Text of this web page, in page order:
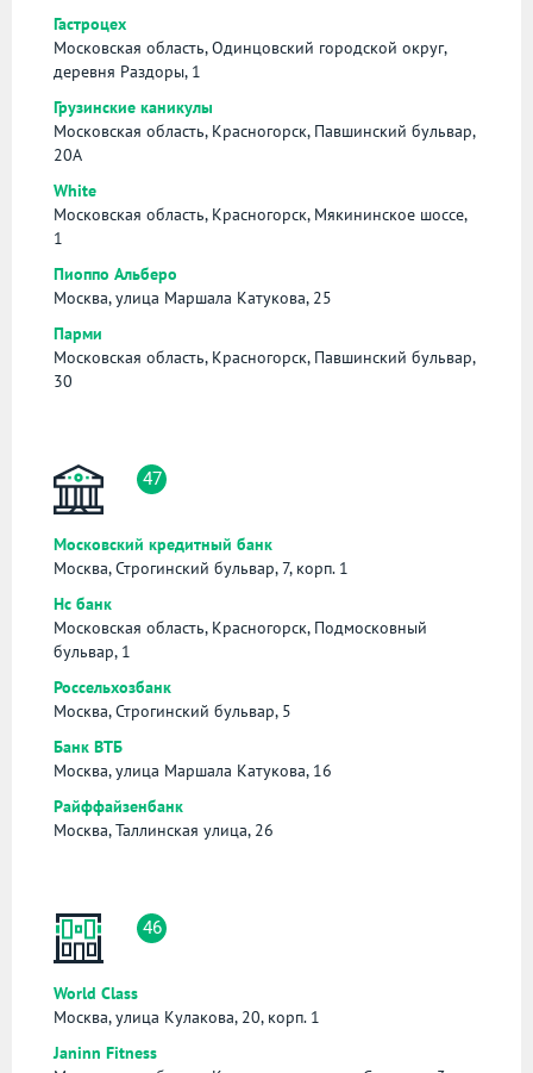
Гастроцех
Московская область, Одинцовский городской округ,
деревня Раздоры, 1
Грузинские каникулы
Московская область, Красногорск, Павшинский бульвар,
20А
White
Московская область, Красногорск, Мякининское шоссе,
1
Пиоппо Альберо
Москва, улица Маршала Катукова, 25
Парми
Московская область, Красногорск, Павшинский бульвар,
30
47
Московский кредитный банк
Москва, Строгинский бульвар, 7, корп. 1
Нс банк
Московская область, Красногорск, Подмосковный
бульвар, 1
Россельхозбанк
Москва, Строгинский бульвар, 5
Банк ВТБ
Москва, улица Маршала Катукова, 16
Райффайзенбанк
Москва, Таллинская улица, 26
46
World Class
Москва, улица Кулакова, 20, корп. 1
Janinn Fitness